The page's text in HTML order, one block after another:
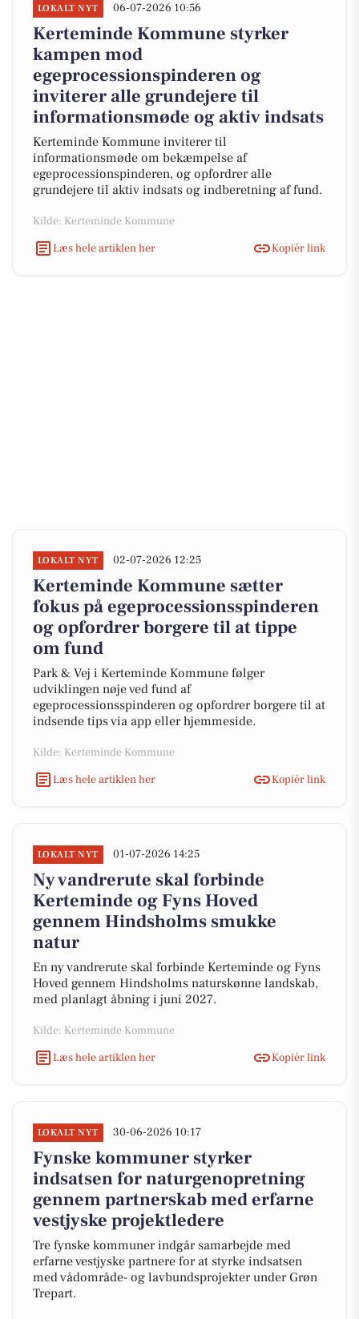
LOKALT NYT 06-07-2026 10:56
Kerteminde Kommune styrker
kampen mod
egeprocessionspinderen og
inviterer alle grundejere til
informationsmøde og aktiv indsats
Kerteminde Kommune inviterer til
informationsmøde om bekæmpelse af
egeprocessionspinderen, og opfordrer alle
grundejere til aktiv indsats og indberetning af fund.
Kilde: Kerteminde Kommune
Læs hele artiklen her
Kopiér link
LOKALT NYT 02-07-2026 12:25
Kerteminde Kommune sætter
fokus på egeprocessionsspinderen
og opfordrer borgere til at tippe
om fund
Park & Vej i Kerteminde Kommune følger
udviklingen nøje ved fund af
egeprocessionsspinderen og opfordrer borgere til at
indsende tips via app eller hjemmeside.
Kilde: Kerteminde Kommune
Læs hele artiklen her
Kopiér link
LOKALT NYT 01-07-2026 14:25
Ny vandrerute skal forbinde
Kerteminde og Fyns Hoved
gennem Hindsholms smukke
natur
En ny vandrerute skal forbinde Kerteminde og Fyns
Hoved gennem Hindsholms naturskønne landskab,
med planlagt åbning i juni 2027.
Kilde: Kerteminde Kommune
Læs hele artiklen her
Kopiér link
LOKALT NYT 30-06-2026 10:17
Fynske kommuner styrker
indsatsen for naturgenopretning
gennem partnerskab med erfarne
vestjyske projektledere
Tre fynske kommuner indgår samarbejde med
erfarne vestjyske partnere for at styrke indsatsen
med vådområde- og lavbundsprojekter under Grøn
Trepart.